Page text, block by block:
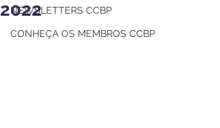
NEWSLETTERS CCBP
CONHEÇA OS MEMBROS CCBP
2022